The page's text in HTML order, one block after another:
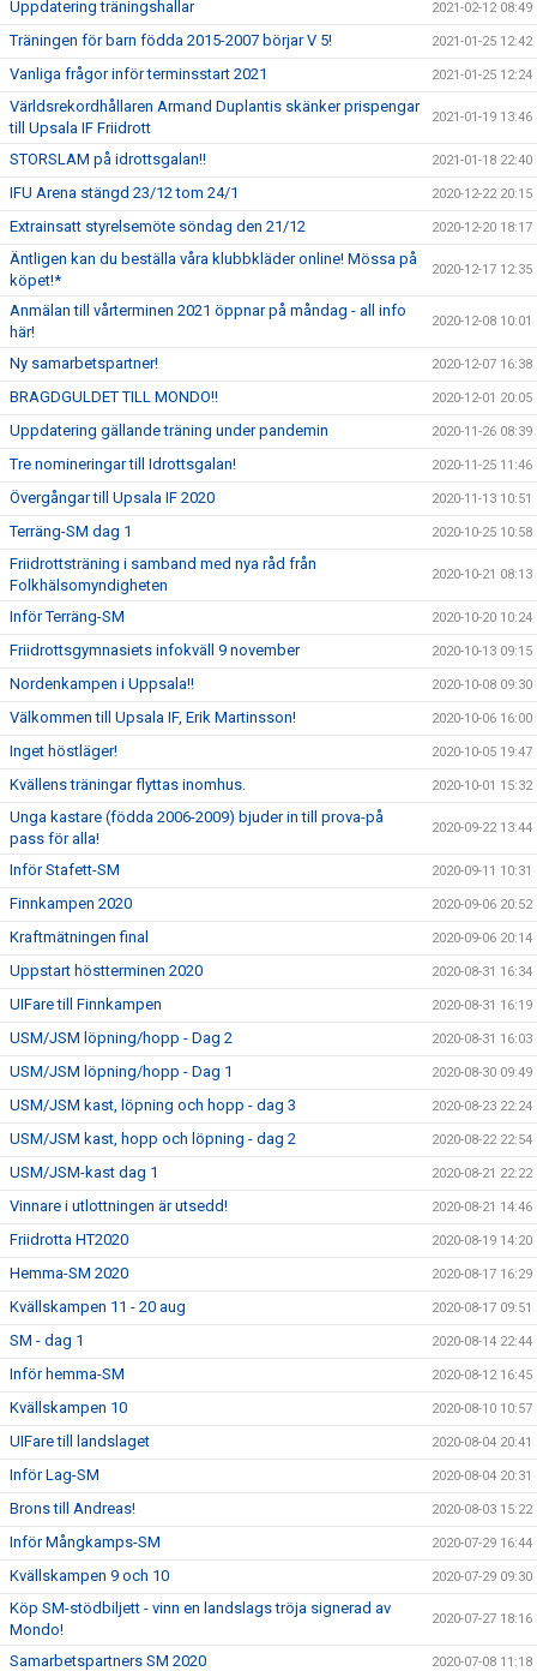
Uppdatering träningshallar 2021-02-12 08:49
Träningen för barn födda 2015-2007 börjar V 5! 2021-01-25 12:42
Vanliga frågor inför terminsstart 2021 2021-01-25 12:24
Världsrekordhållaren Armand Duplantis skänker prispengar
till Upsala IF Friidrott
2021-01-19 13:46
STORSLAM på idrottsgalan!! 2021-01-18 22:40
IFU Arena stängd 23/12 tom 24/1 2020-12-22 20:15
Extrainsatt styrelsemöte söndag den 21/12 2020-12-20 18:17
Äntligen kan du beställa våra klubbkläder online! Mössa på
köpet!*
2020-12-17 12:35
Anmälan till vårterminen 2021 öppnar på måndag - all info
här!
2020-12-08 10:01
Ny samarbetspartner! 2020-12-07 16:38
BRAGDGULDET TILL MONDO!! 2020-12-01 20:05
Uppdatering gällande träning under pandemin 2020-11-26 08:39
Tre nomineringar till Idrottsgalan! 2020-11-25 11:46
Övergångar till Upsala IF 2020 2020-11-13 10:51
Terräng-SM dag 1 2020-10-25 10:58
Friidrottsträning i samband med nya råd från
Folkhälsomyndigheten
2020-10-21 08:13
Inför Terräng-SM 2020-10-20 10:24
Friidrottsgymnasiets infokväll 9 november 2020-10-13 09:15
Nordenkampen i Uppsala!! 2020-10-08 09:30
Välkommen till Upsala IF, Erik Martinsson! 2020-10-06 16:00
Inget höstläger! 2020-10-05 19:47
Kvällens träningar flyttas inomhus. 2020-10-01 15:32
Unga kastare (födda 2006-2009) bjuder in till prova-på
pass för alla!
2020-09-22 13:44
Inför Stafett-SM 2020-09-11 10:31
Finnkampen 2020 2020-09-06 20:52
Kraftmätningen final 2020-09-06 20:14
Uppstart höstterminen 2020 2020-08-31 16:34
UIFare till Finnkampen 2020-08-31 16:19
USM/JSM löpning/hopp - Dag 2 2020-08-31 16:03
USM/JSM löpning/hopp - Dag 1 2020-08-30 09:49
USM/JSM kast, löpning och hopp - dag 3 2020-08-23 22:24
USM/JSM kast, hopp och löpning - dag 2 2020-08-22 22:54
USM/JSM-kast dag 1 2020-08-21 22:22
Vinnare i utlottningen är utsedd! 2020-08-21 14:46
Friidrotta HT2020 2020-08-19 14:20
Hemma-SM 2020 2020-08-17 16:29
Kvällskampen 11 - 20 aug 2020-08-17 09:51
SM - dag 1 2020-08-14 22:44
Inför hemma-SM 2020-08-12 16:45
Kvällskampen 10 2020-08-10 10:57
UIFare till landslaget 2020-08-04 20:41
Inför Lag-SM 2020-08-04 20:31
Brons till Andreas! 2020-08-03 15:22
Inför Mångkamps-SM 2020-07-29 16:44
Kvällskampen 9 och 10 2020-07-29 09:30
Köp SM-stödbiljett - vinn en landslags tröja signerad av
Mondo!
2020-07-27 18:16
Samarbetspartners SM 2020 2020-07-08 11:18